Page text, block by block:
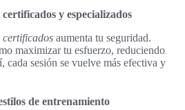
y especializados
certificados aumenta tu seguridad.
maximizar tu esfuerzo, reduciendo
cada sesión se vuelve más efectiva y
de entrenamiento